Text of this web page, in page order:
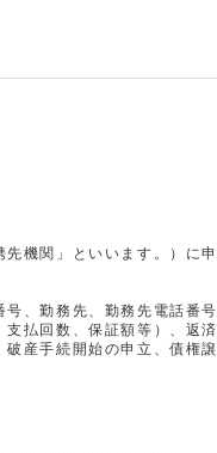
機関」といいます。）に
、勤務先、勤務先電話番
払回数、保証額等）、返
産手続開始の申立、債権